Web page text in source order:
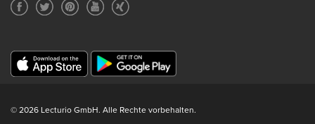
© 2026 Lecturio GmbH. Alle Rechte vorbehalten.